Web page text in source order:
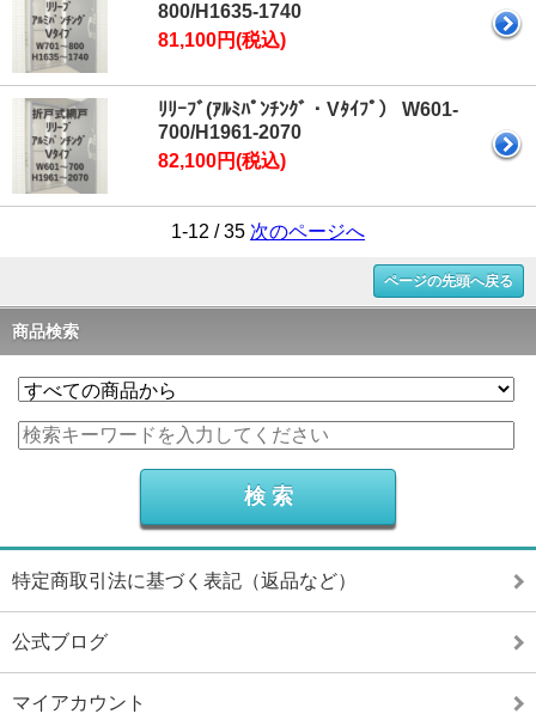
800/H1635-1740
81,100円(税込)
ﾘﾘｰﾌﾞ(ｱﾙﾐﾊﾟﾝﾁﾝｸﾞ・Vﾀｲﾌﾟ） W601-
700/H1961-2070
82,100円(税込)
1-12 / 35 次のページへ
ページの先頭へ戻る
商品検索
特定商取引法に基づく表記（返品など）
公式ブログ
マイアカウント